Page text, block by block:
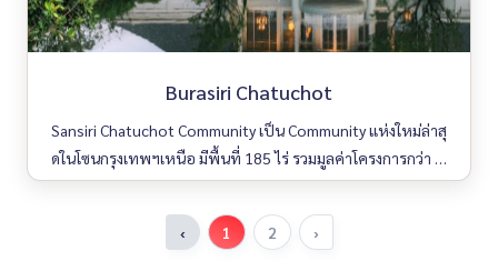
Burasiri Chatuchot
Sansiri Chatuchot Community เป็น Community แห่งใหม่ล่าสุ
ดในโซนกรุงเทพฯเหนือ มีพื้นที่ 185 ไร่ รวมมูลค่าโครงการกว่า 7,
700 ล้านบาท . เข้า-ออกเมืองที่ง่าย เพียง 5 นาที ถึงจุดขึ้น-ลงทาง
ด่วนฉลองรัชเชื่อมต่อทางด่วนกาญจนาภิเษก ใกล้กับถนนเทพรัก
ษ์ เดินทางสู่สนามบินดอนเมืองและถนนวิภาวดีรังสิตได้อย่างรวดเ
‹ 1 2 ›